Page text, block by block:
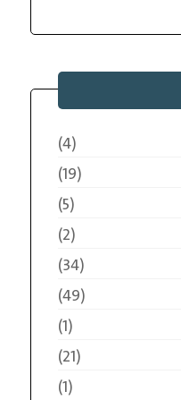
(4)
(19)
(5)
(2)
(34)
(49)
(1)
(21)
(1)